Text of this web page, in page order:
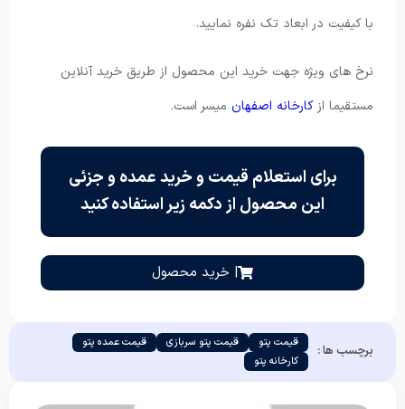
با کیفیت در ابعاد تک نفره نمایید.
نرخ های ویژه جهت خرید این محصول از طریق خرید آنلاین
مستقیما از کارخانه اصفهان میسر است.
برای استعلام قیمت و خرید عمده و جزئی
این محصول از دکمه زیر استفاده کنید
| خرید محصول
برچسب ها : قیمت پتو قیمت پتو سربازی
قیمت عمده پتو
کارخانه پتو